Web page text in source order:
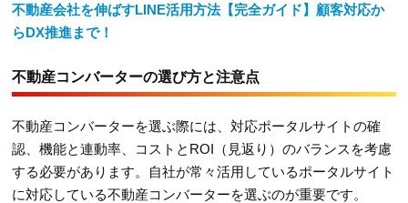
不動産会社を伸ばすLINE活用方法【完全ガイド】顧客対応か
らDX推進まで！
不動産コンバーターの選び方と注意点
不動産コンバーターを選ぶ際には、対応ポータルサイトの確
認、機能と連動率、コストとROI（見返り）のバランスを考慮
する必要があります。自社が常々活用しているポータルサイト
に対応している不動産コンバーターを選ぶのが重要です。